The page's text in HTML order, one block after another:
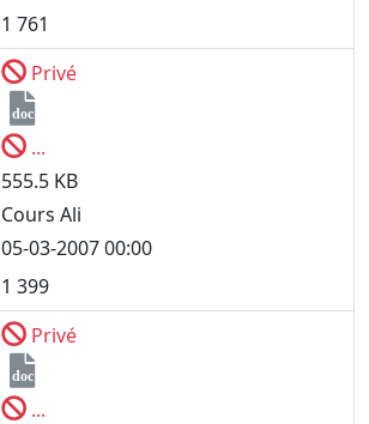
1 761
Privé
doc
...
555.5 KB
Cours Ali
05-03-2007 00:00
1 399
Privé
doc
...